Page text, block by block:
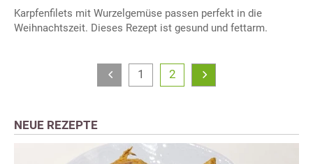
Karpfenfilets mit Wurzelgemüse passen perfekt in die
Weihnachtszeit. Dieses Rezept ist gesund und fettarm.
1 2
NEUE REZEPTE